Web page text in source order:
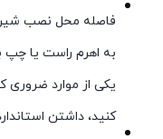
فاصله محل نصب شیر
به اهرم راست یا
یکی از موارد
کنید، داشتن